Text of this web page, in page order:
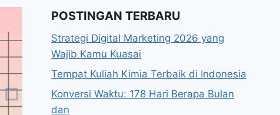
POSTINGAN TERBARU
Strategi Digital Marketing 2026 yang
Wajib Kamu Kuasai
Tempat Kuliah Kimia Terbaik di Indonesia
Konversi Waktu: 178 Hari Berapa Bulan
dan